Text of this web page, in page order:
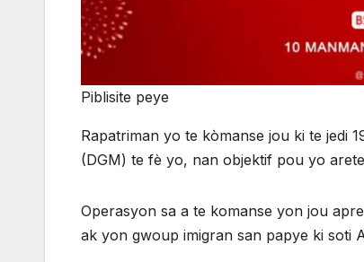
Piblisite peye
Rapatriman yo te kòmanse jou ki te jedi
(DGM) te fè yo, nan objektif pou yo
Operasyon sa a te komanse yon jou
ak yon gwoup imigran san papye ki soti